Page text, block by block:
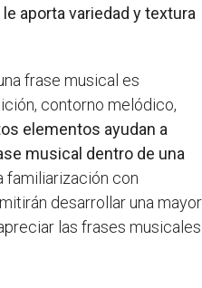
aporta variedad y textura
frase musical es
contorno melódico,
elementos ayudan a
musical dentro de una
familiarización con
desarrollar una mayor
las frases musicales